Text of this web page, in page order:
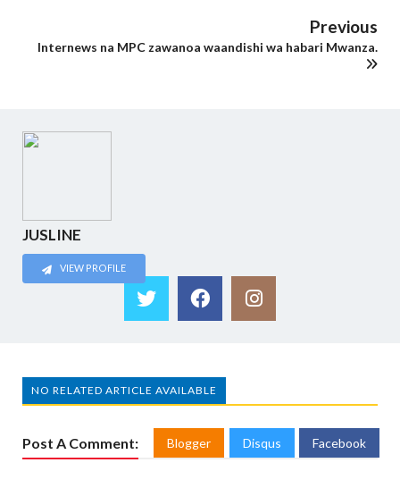
Previous
Internews na MPC zawanoa waandishi wa habari Mwanza.
JUSLINE
VIEW PROFILE
NO RELATED ARTICLE AVAILABLE
Post A Comment: Blogger Disqus Facebook